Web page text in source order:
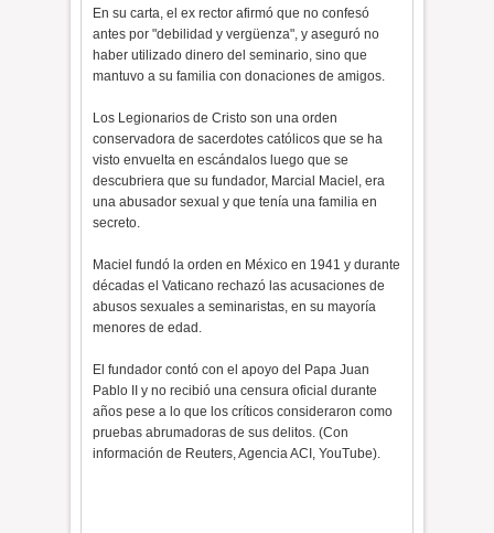
En su carta, el ex rector afirmó que no confesó
antes por "debilidad y vergüenza", y aseguró no
haber utilizado dinero del seminario, sino que
mantuvo a su familia con donaciones de amigos.
Los Legionarios de Cristo son una orden
conservadora de sacerdotes católicos que se ha
visto envuelta en escándalos luego que se
descubriera que su fundador, Marcial Maciel, era
una abusador sexual y que tenía una familia en
secreto.
Maciel fundó la orden en México en 1941 y durante
décadas el Vaticano rechazó las acusaciones de
abusos sexuales a seminaristas, en su mayoría
menores de edad.
El fundador contó con el apoyo del Papa Juan
Pablo II y no recibió una censura oficial durante
años pese a lo que los críticos consideraron como
pruebas abrumadoras de sus delitos. (Con
información de Reuters, Agencia ACI, YouTube).